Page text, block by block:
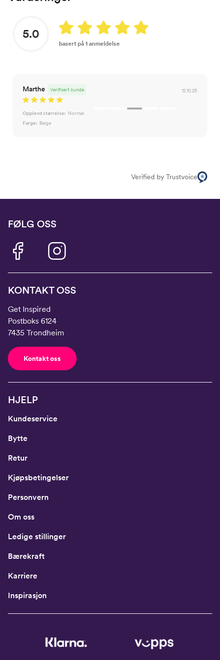
5.0
basert på 1 anmeldelse
Marthe 12.10.25
Verifisert kunde
Opplevd størrelse: Normal
Farge: Beige
Verified by Trustvoice
FØLG OSS
KONTAKT OSS
Get Inspired
Postboks 6124
7435 Trondheim
Kontakt oss
HJELP
Kundeservice
Bytte
Retur
Kjøpsbetingelser
Personvern
Om oss
Ledige stillinger
Bærekraft
Karriere
Inspirasjon